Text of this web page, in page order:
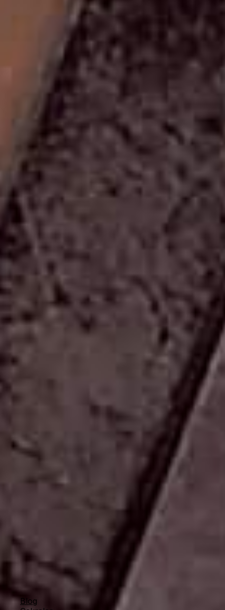
Shungite taşı kolyeyi kullanmak oldukça basittir. Kolyeyi
boynunuza takarak günlük hayatınıza devam edebilirsiniz.
Bazı kişiler, kolyenin etkilerini arttırmak için direkt cilde
temas ettirmeyi tercih edebilirler. Ancak, kolyenin etkileri
kişiden kişiye değişebileceği için herkesin deneyimleri farklı
Shungite Taşı Kolye Seçerken Nelere Dikkat
Eğer bir shungite taşı kolye satın almayı düşünüyorsanız,
dikkat etmeniz gereken bazı noktalar bulunmaktadır.
Öncelikle, kolyenin gerçek shungite taşından yapılmış
olduğundan emin olmalısınız. Sahte veya işlenmiş shungite
taşları da piyasada bulunabilmektedir. Ayrıca, kolyenin
Bazı kişiler sadece shungite taşının enerjisinden
faydalanmak isterken, bazıları da estetik görünümüne de
önem vermektedir.
Shungite taşı kolyeleri, doğal bir mineral olan shungite
taşının enerji ve şifa veren özelliklerinden faydalanmak
isteyenler için ideal bir seçenektir. Ancak, herkesin
deneyimleri farklı olabileceği için kesin sonuçlar elde etmek
mümkün olmayabilir. Bu nedenle, shungite taşı kolye
kullanmadan önce kişisel ihtiyaçlarınızı ve beklentilerinizi
göz önünde bulundurmanız önemlidir.
Mağazalarımız
Osmanağa mah. General Asım Gündüz
caddesi (B) No: 17/B Opera Onur Pasajı Altı Kadıköy/
Katip Mustafa Çelebi, İstiklal Cd. No:73/A,
34433 Beyoğlu/İstanbul
İstiklal 2
Asmalı Mescit, İstiklal Cd. No:148/A,
Söğütlüçeşme Cd. 64 Kadıköy/İstanbul
-Sinanpaşa Mah. Ortabahçe Cad. No 20
Cevizlik, İstanbul Cd. Meydan İş Hanı No
Fevzipaşa Vehbibey Mah. Barbaros Cad.
Hoşnudiye Mah. İsmet İnönü 1 Cd.
No:16/B, 26130 Tepebaşı/Eskişehir
Yardımcı Linkler
Blog